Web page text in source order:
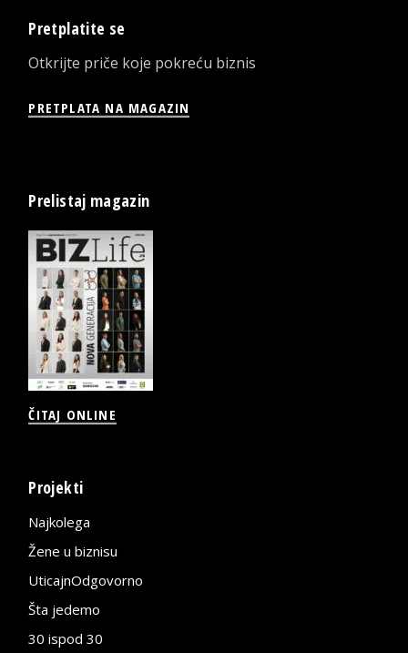
Pretplatite se
Otkrijte priče koje pokreću biznis
PRETPLATA NA MAGAZIN
Prelistaj magazin
ČITAJ ONLINE
Projekti
Najkolega
Žene u biznisu
UticajnOdgovorno
Šta jedemo
30 ispod 30